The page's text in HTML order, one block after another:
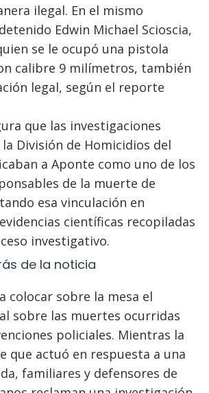
ilegal. En el mismo
Edwin Michael Scioscia,
se le ocupó una pistola
calibre 9 milímetros, también
legal, según el reporte
que las investigaciones
División de Homicidios del
a Aponte como uno de los
de la muerte de
esa vinculación en
científicas recopiladas
investigativo.
de la noticia
colocar sobre la mesa el
sobre las muertes ocurridas
policiales. Mientras la
que actuó en respuesta a una
familiares y defensores de